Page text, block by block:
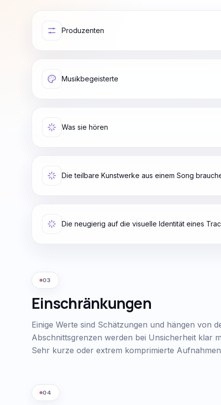
Produzenten
Musikbegeisterte
Was sie hören
Die teilbare Kunstwerke aus einem Song
Die neugierig auf die visuelle Identität eines
03
Einschränkungen
Einige Werte sind Schätzungen und hängen von
Abschnittsgrenzen werden bei Unsicherheit klar
Sehr kurze oder extrem komprimierte
04